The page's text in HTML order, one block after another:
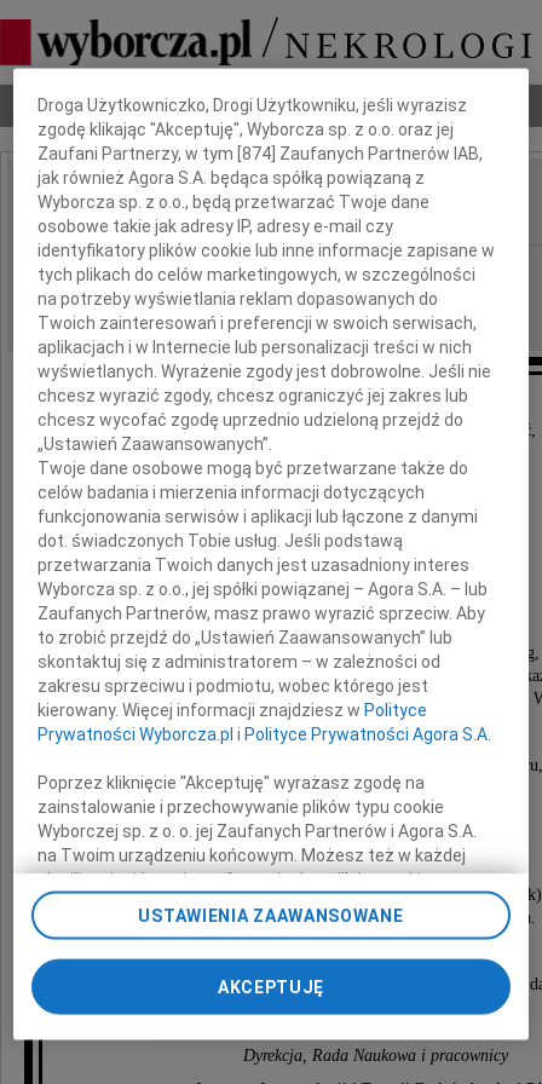
Nekrologi Odeszli Poradnik pogrzebowy
IMIĘ I NAZWISKO: Zofia Skurska
REGION: Wrocław
DATA EMISJI: 15.12.2009
Z głębokim smutkiem przyjęliśmy wiadomość,
że w dniu 11 grudnia 2009 roku
odeszła od nas w wieku 100 lat
prof. zwyczajny
Zofia Skurska
uczennica prof. Ludwika Hirszfelda, wirusolog,
długoletni zasłużony kierownik Zakładu Chorób
Instytutu Immunologii i Terapii Doświadczalnej PAN we
wychowawca wielu pokoleń uczonych.
Była Człowiekiem szlachetnym, o dobrym sercu,
niezwykłej skromności i życzliwości.
W naszej pamięci taką pozostanie na zawsze.
Msza święta żałobna zostanie odprawiona
15 grudnia 2009 roku o godzinie 13.00 (wtorek)
w kościele św. Wawrzyńca przy ulicy Bujwida.
Pogrzeb odbędzie się w tym samym dniu
o godzinie 14.00 na cmentarzu przy ulicy
Dyrekcja, Rada Naukowa i pracownicy
Dbamy o Twoją prywatność
Droga Użytkowniczko, Drogi Użytkowniku, jeśli wyrazisz
zgodę klikając "Akceptuję", Wyborcza sp. z o.o. oraz jej
Zaufani Partnerzy, w tym [874 ] Zaufanych Partnerów IAB,
jak również Agora S.A. będąca spółką powiązaną z
Wyborcza sp. z o.o., będą przetwarzać Twoje dane
osobowe takie jak adresy IP, adresy e-mail czy
identyfikatory plików cookie lub inne informacje zapisane w
tych plikach do celów marketingowych, w szczególności
na potrzeby wyświetlania reklam dopasowanych do
Twoich zainteresowań i preferencji w swoich serwisach,
aplikacjach i w Internecie lub personalizacji treści w nich
wyświetlanych. Wyrażenie zgody jest dobrowolne. Jeśli nie
chcesz wyrazić zgody, chcesz ograniczyć jej zakres lub
chcesz wycofać zgodę uprzednio udzieloną przejdź do
„Ustawień Zaawansowanych”.
Twoje dane osobowe mogą być przetwarzane także do
celów badania i mierzenia informacji dotyczących
funkcjonowania serwisów i aplikacji lub łączone z danymi
dot. świadczonych Tobie usług. Jeśli podstawą
przetwarzania Twoich danych jest uzasadniony interes
Wyborcza sp. z o.o., jej spółki powiązanej – Agora S.A. – lub
Zaufanych Partnerów, masz prawo wyrazić sprzeciw. Aby
to zrobić przejdź do „Ustawień Zaawansowanych” lub
skontaktuj się z administratorem – w zależności od
zakresu sprzeciwu i podmiotu, wobec którego jest
kierowany. Więcej informacji znajdziesz w Polityce
Prywatności Wyborcza.pl i Polityce Prywatności Agora S.A.
Poprzez kliknięcie "Akceptuję" wyrażasz zgodę na
zainstalowanie i przechowywanie plików typu cookie
Wyborczej sp. z o. o. jej Zaufanych Partnerów i Agora S.A.
na Twoim urządzeniu końcowym. Możesz też w każdej
chwili zmienić swoje preferencje dot. plików cookie,
ponownie wywołując narzędzie do zarządzania Twoimi
preferencjami dot. przetwarzania danych poprzez
przechodząc do sekcji „Ustawienia zaawansowane”.
Zmiana ustawień plików cookie możliwa jest także za
USTAWIENIA ZAAWANSOWANE
AKCEPTUJĘ